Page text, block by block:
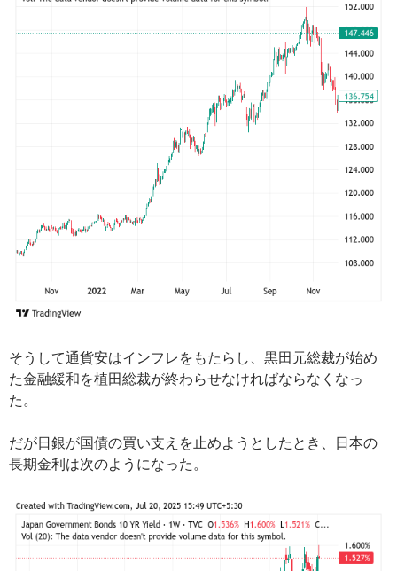
そうして通貨安はインフレをもたらし、黒田元総裁が始め
た金融緩和を植田総裁が終わらせなければならなくなっ
た。
だが日銀が国債の買い支えを止めようとしたとき、日本の
長期金利は次のようになった。